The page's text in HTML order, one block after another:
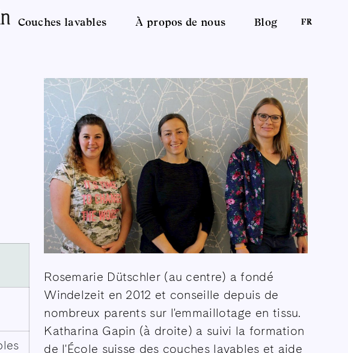
Couches lavables À propos de nous Blog FR
Rosemarie Dütschler (au centre) a fondé
Windelzeit en 2012 et conseille depuis de
nombreux parents sur l'emmaillotage en tissu.
Katharina Gapin (à droite) a suivi la formation
de l'École suisse des couches lavables et aide